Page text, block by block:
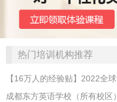
热门培训机构推荐
成都东方英语学校（所有校区）